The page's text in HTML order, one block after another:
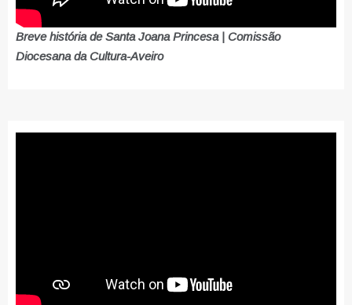
Breve história de Santa Joana Princesa | Comissão
Diocesana da Cultura-Aveiro